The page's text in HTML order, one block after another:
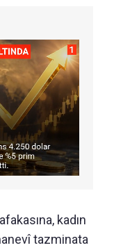
kadın
tazminata